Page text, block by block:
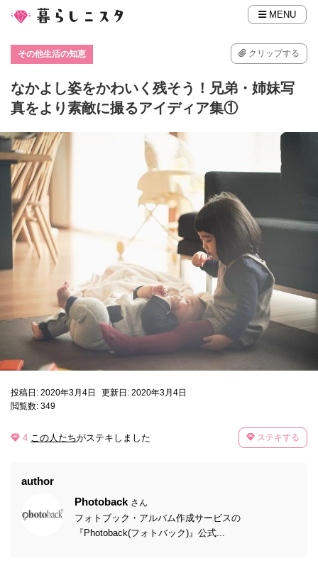
MENU
その他生活の知恵 クリップする
なかよし姿をかわいく残そう！兄弟・姉妹写
真をより素敵に撮るアイディア集①
投稿日: 2020年3月4日
更新日: 2020年3月4日
閲覧数: 349
4 この人たちがステキしました ステキする
author
Photoback さん
フォトブック・アルバム作成サービスの
『Photoback(フォトバック)』公式...